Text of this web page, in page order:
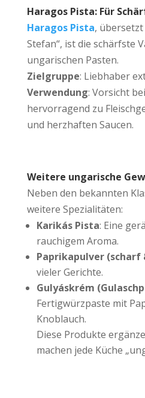
Haragos Pista: Für
Haragos Pista,
Stefan“, ist die schärfste
ungarischen Pasten.
Zielgruppe: Liebhaber
Verwendung: Vorsicht
hervorragend zu
und herzhaften Saucen.
Weitere ungarische
Neben den bekannten
weitere Spezialitäten:
Karikás Pista: Eine
rauchigem Aroma.
Paprikapulver (scharf
vieler Gerichte.
Gulyáskrém
Fertigwürzpaste mit
Knoblauch.
Diese Produkte
machen jede Küche